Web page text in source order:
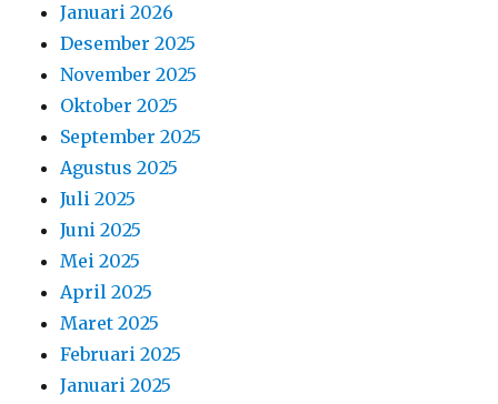
Januari 2026
Desember 2025
November 2025
Oktober 2025
September 2025
Agustus 2025
Juli 2025
Juni 2025
Mei 2025
April 2025
Maret 2025
Februari 2025
Januari 2025